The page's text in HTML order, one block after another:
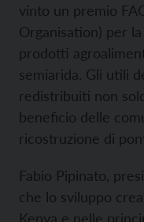
vinto un premio
Organisation) per
prodotti
semiarida. Gli utili
redistribuiti non
beneficio delle
ricostruzione di
Fabio Pipinato,
che lo sviluppo
Kenya e nelle